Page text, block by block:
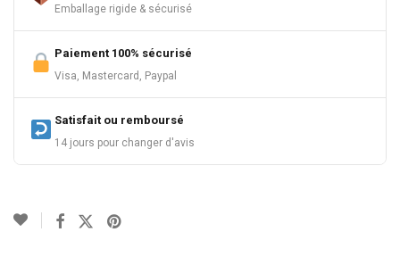
Emballage rigide & sécurisé
Paiement 100% sécurisé
Visa, Mastercard, Paypal
Satisfait ou remboursé
14 jours pour changer d'avis